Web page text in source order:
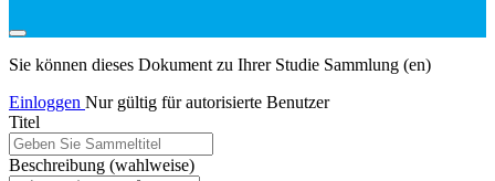
Sie können dieses Dokument zu Ihrer Studie Sammlung (en)
Einloggen Nur gültig für autorisierte Benutzer
Titel
Beschreibung (wahlweise)